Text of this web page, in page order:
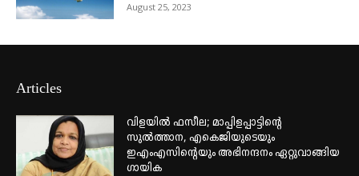
August 25, 2023
Articles
വിളയിൽ ഫസീല; മാപ്പിളപ്പാട്ടിന്റെ
സുൽത്താന, എകെജിയുടെയും
ഇഎംഎസിന്റെയും അഭിനന്ദനം ഏറ്റുവാങ്ങിയ
ഗായിക